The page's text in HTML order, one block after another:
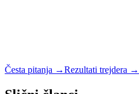
Česta pitanja →Rezultati trejdera →